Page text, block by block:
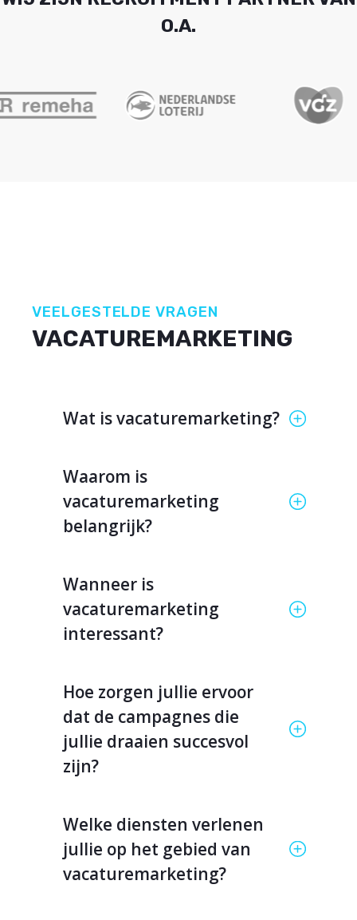
O.A.
VEELGESTELDE VRAGEN
VACATUREMARKETING
Wat is vacaturemarketing?
Waarom is
vacaturemarketing
belangrijk?
Wanneer is
vacaturemarketing
interessant?
Hoe zorgen jullie ervoor
dat de campagnes die
jullie draaien succesvol
zijn?
Welke diensten verlenen
jullie op het gebied van
vacaturemarketing?